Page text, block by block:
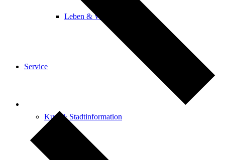
Leben & Wohnen
Service
Kur- & Stadtinformation